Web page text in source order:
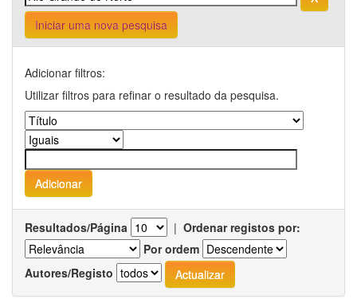
Iniciar uma nova pesquisa
Adicionar filtros:
Utilizar filtros para refinar o resultado da pesquisa.
Resultados/Página | Ordenar registos por:
Por ordem
Autores/Registo